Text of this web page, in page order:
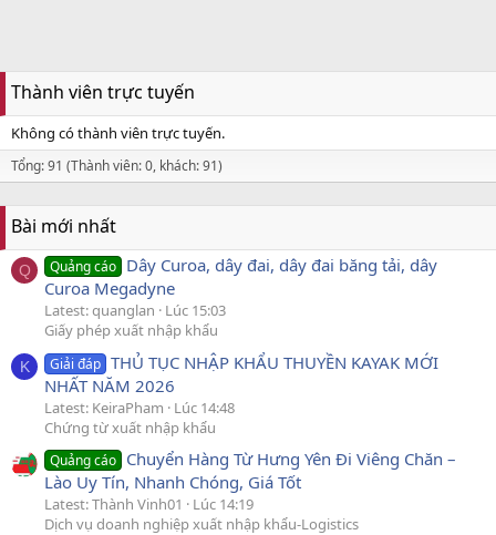
Thành viên trực tuyến
Không có thành viên trực tuyến.
Tổng: 91 (Thành viên: 0, khách: 91)
Bài mới nhất
Q Quảng cáo Dây Curoa, dây đai, dây đai băng tải, dây
Curoa Megadyne
Latest: quanglan
Lúc 15:03
Giấy phép xuất nhập khẩu
K Giải đáp THỦ TỤC NHẬP KHẨU THUYỀN KAYAK MỚI
NHẤT NĂM 2026
Latest: KeiraPham
Lúc 14:48
Chứng từ xuất nhập khẩu
Quảng cáo Chuyển Hàng Từ Hưng Yên Đi Viêng Chăn –
Lào Uy Tín, Nhanh Chóng, Giá Tốt
Latest: Thành Vinh01
Lúc 14:19
Dịch vụ doanh nghiệp xuất nhập khẩu-Logistics